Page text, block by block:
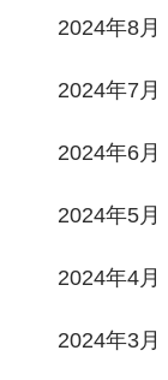
2024年8月
2024年7月
2024年6月
2024年5月
2024年4月
2024年3月